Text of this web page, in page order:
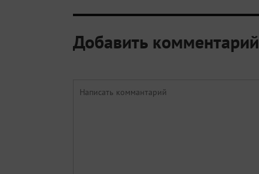
Добавить комментарий